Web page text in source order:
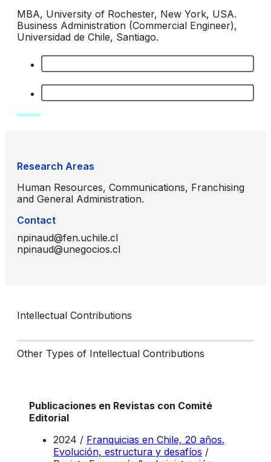
MBA, University of Rochester, New York, USA.
Business Administration (Commercial Engineer),
Universidad de Chile, Santiago.
Research Areas
Human Resources, Communications, Franchising
and General Administration.
Contact
npinaud@fen.uchile.cl
npinaud@unegocios.cl
Intellectual Contributions
Other Types of Intellectual Contributions
Publicaciones en Revistas con Comité
Editorial
2024 / Franquicias en Chile, 20 años.
Evolución, estructura y desafíos /